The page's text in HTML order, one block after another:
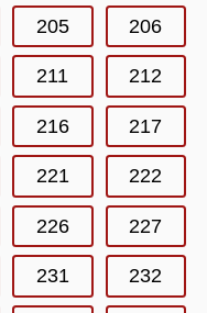
205 206
211 212
216 217
221 222
226 227
231 232